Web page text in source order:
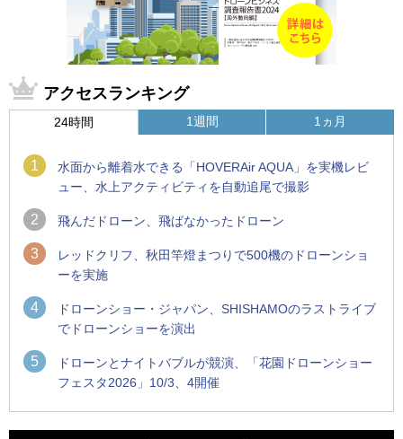
アクセスランキング
24時間
1
水面から離着水できる「HOVERAir AQUA」を実機レビ
ュー、水上アクティビティを自動追尾で撮影
2 飛んだドローン、飛ばなかったドローン
3
レッドクリフ、秋田竿燈まつりで500機のドローンショ
ーを実施
4
ドローンショー・ジャパン、SHISHAMOのラストライブ
でドローンショーを演出
5
ドローンとナイトバブルが競演、「花園ドローンショー
フェスタ2026」10/3、4開催
1週間 1ヵ月